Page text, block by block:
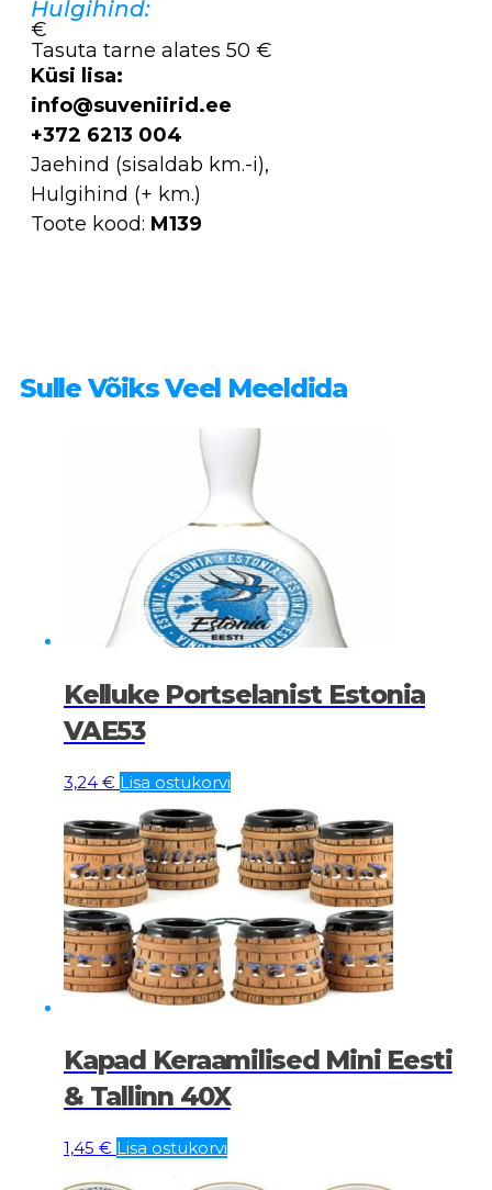
Hulgihind:
€
Tasuta tarne alates 50 €
Küsi lisa:
info@suveniirid.ee
+372 6213 004
Jaehind (sisaldab km.-i),
Hulgihind (+ km.)
Toote kood: M139
Sulle Võiks Veel Meeldida
Kelluke Portselanist Estonia
VAE53
3,24 € Lisa ostukorvi
Kapad Keraamilised Mini Eesti
& Tallinn 40X
1,45 € Lisa ostukorvi